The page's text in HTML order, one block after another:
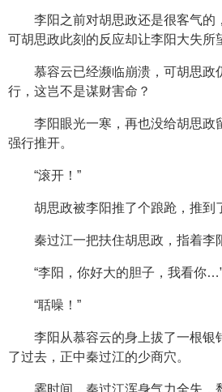
李阳之前对胡思政还是很客气的
可胡思政此刻的反应却让李阳大失所
慕容云已经濒临崩溃，可胡思政
行，这岂不是谋财害命？
李阳眼光一寒，再也没给胡思政
强行推开。
“滚开！”
胡思政被李阳推了个踉跄，推到
秦过江一把扶住胡思政，指着李
“李阳，你好大的胆子，我看你
“聒噪！”
李阳从慕容云的身上拔了一根银
了过去，正中秦过江的少商穴。
霎时间，秦过江浑身气力全失，